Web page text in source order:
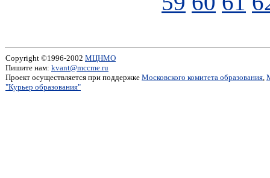
Copyright ©1996-2002 МЦНМО
Пишите нам: kvant@mccme.ru
Проект осуществляется при поддержке Московского комитета образования,
"Курьер образования"